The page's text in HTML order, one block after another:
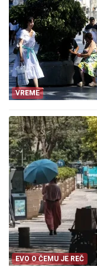
VREME
EVO O ČEMU JE REČ